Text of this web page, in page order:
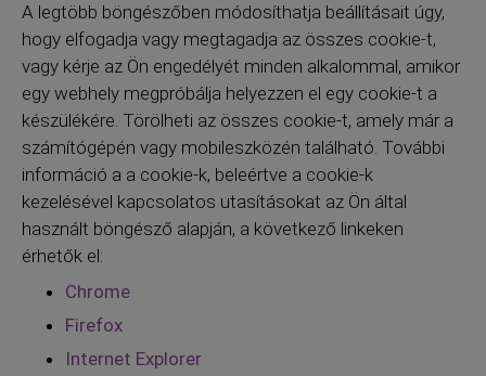
A legtöbb böngészőben módosíthatja beállításait úgy,
hogy elfogadja vagy megtagadja az összes cookie-t,
vagy kérje az Ön engedélyét minden alkalommal, amikor
egy webhely megpróbálja helyezzen el egy cookie-t a
készülékére. Törölheti az összes cookie-t, amely már a
számítógépén vagy mobileszközén található. További
információ a a cookie-k, beleértve a cookie-k
kezelésével kapcsolatos utasításokat az Ön által
használt böngésző alapján, a következő linkeken
érhetők el:
Chrome
Firefox
Internet Explorer